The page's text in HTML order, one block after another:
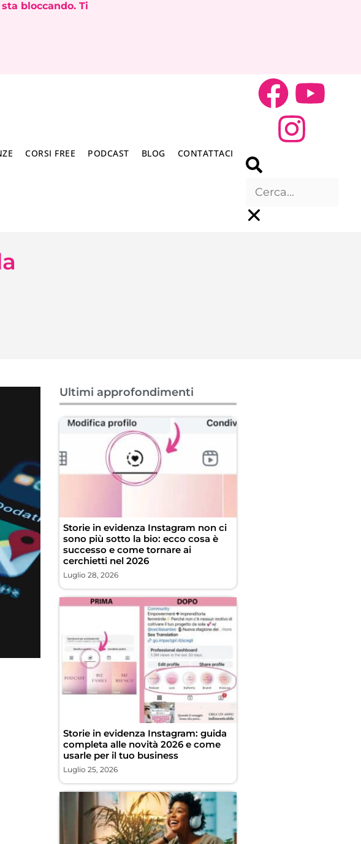
bloccando. Ti
CORSI FREE PODCAST BLOG CONTATTACI
Ultimi approfondimenti
Storie in evidenza Instagram non ci
sono più sotto la bio: ecco cosa è
successo e come tornare ai
cerchietti nel 2026
Luglio 28, 2026
Storie in evidenza Instagram: guida
completa alle novità 2026 e come
usarle per il tuo business
Luglio 25, 2026